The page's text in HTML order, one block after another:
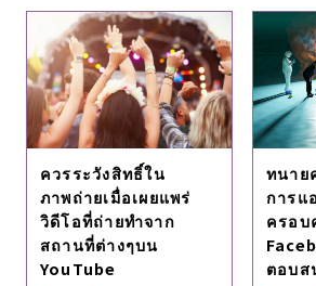
ควรระวังสิทธิ์ใน
ภาพถ่ายเมื่อเผยแพร่
วิดีโอที่ถ่ายทำจาก
สถานที่ต่างๆบน
YouTube
ทนาย
การแ
ครอบ
ตอบส